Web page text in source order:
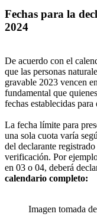
Fechas para la
2024
De acuerdo con el
que las personas
gravable 2023 vencen
fundamental que
fechas establecidas
La fecha límite para
una sola cuota varía
del declarante
verificación. Por
en 03 o 04, deberá
calendario completo:
Imagen tomada